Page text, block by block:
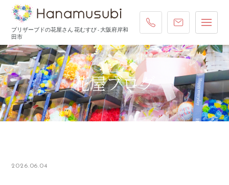
プリザーブドの花屋さん 花むすび - 大阪府岸和
田市
072-431-4587ご注文・お
花屋ブログ
2026.06.04